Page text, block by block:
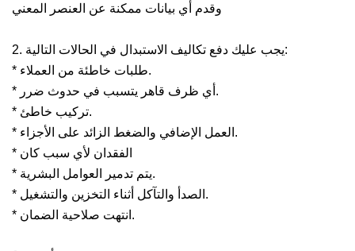
وقدم أي بيانات ممكنة عن العنصر المعني
2. يجب عليك دفع تكاليف الاستبدال في الحالات التالية:
* طلبات خاطئة من العملاء.
* أي ظرف قاهر يتسبب في حدوث ضرر.
* تركيب خاطئ.
* العمل الإضافي والضغط الزائد على الأجزاء.
* الفقدان لأي سبب كان
* يتم تدمير العوامل البشرية.
* الصدأ والتآكل أثناء التخزين والتشغيل.
* انتهت صلاحية الضمان.